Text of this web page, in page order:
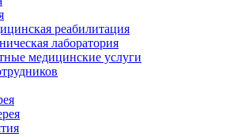
реабилитация
лаборатория
медицинские услуги